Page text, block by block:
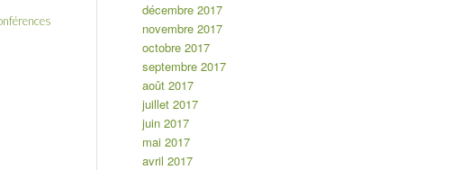
décembre 2017
novembre 2017
octobre 2017
septembre 2017
août 2017
juillet 2017
juin 2017
mai 2017
avril 2017